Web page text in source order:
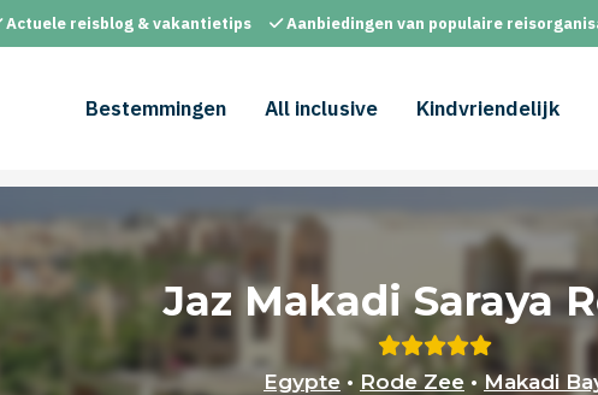
Actuele reisblog & vakantietips Aanbiedingen van populaire
Bestemmingen All inclusive Kindvriendelijk
Jaz Makadi Saraya
Egypte • Rode Zee • Makadi